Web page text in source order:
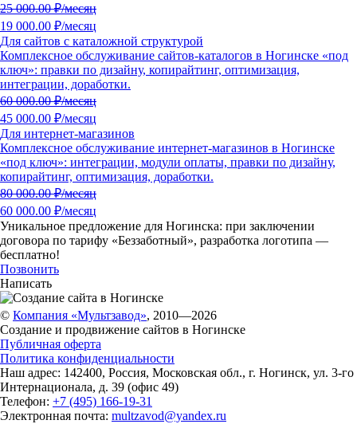
25 000.00₽/месяц
19 000.00 ₽/месяц
Для сайтов с каталожной структурой
Комплексное обслуживание сайтов-каталогов в Ногинске «под
ключ»: правки по дизайну, копирайтинг, оптимизация,
интеграции, доработки.
60 000.00₽/месяц
45 000.00 ₽/месяц
Для интернет-магазинов
Комплексное обслуживание интернет-магазинов в Ногинске
«под ключ»: интеграции, модули оплаты, правки по дизайну,
копирайтинг, оптимизация, доработки.
80 000.00₽/месяц
60 000.00 ₽/месяц
Уникальное предложение для Ногинска: при заключении
договора по тарифу «Беззаботный», разработка логотипа —
бесплатно!
Позвонить
Написать
© Компания «Мультзавод», 2010—2026
Создание и продвижение сайтов в Ногинске
Публичная оферта
Политика конфиденциальности
Наш адрес: 142400, Россия, Московская обл., г. Ногинск, ул. 3-го
Интернационала, д. 39 (офис 49)
Телефон: +7 (495) 166-19-31
Электронная почта: multzavod@yandex.ru